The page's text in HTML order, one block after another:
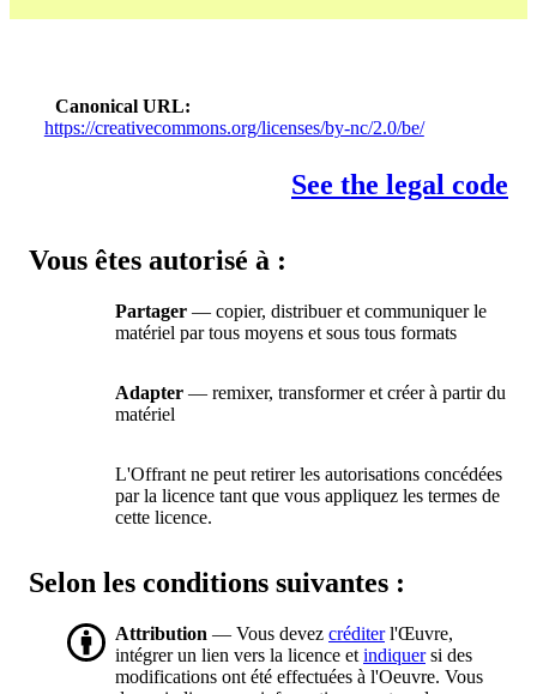
Canonical URL
https://creativecommons.org/licenses/by-nc/2.0/be/
See the legal code
Vous êtes autorisé à :
Partager — copier, distribuer et communiquer le
matériel par tous moyens et sous tous formats
Adapter — remixer, transformer et créer à partir du
matériel
L'Offrant ne peut retirer les autorisations concédées
par la licence tant que vous appliquez les termes de
cette licence.
Selon les conditions suivantes :
Attribution — Vous devez créditerl'Œuvre,
intégrer un lien vers la licence et indiquersi des
modifications ont été effectuées à l'Oeuvre. Vous